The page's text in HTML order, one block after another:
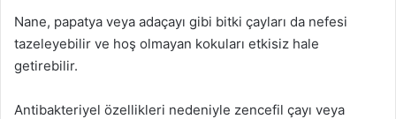
Nane, papatya veya adaçayı gibi bitki çayları da nefesi
tazeleyebilir ve hoş olmayan kokuları etkisiz hale
getirebilir.
Antibakteriyel özellikleri nedeniyle zencefil çayı veya